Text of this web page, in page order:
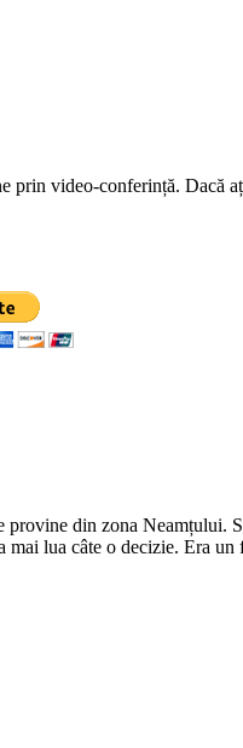
video-conferință. Dacă
din zona Neamțului.
lua câte o decizie. Era